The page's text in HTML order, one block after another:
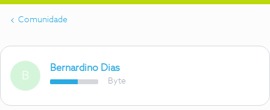
Comunidade
B
Bernardino Dias
Byte